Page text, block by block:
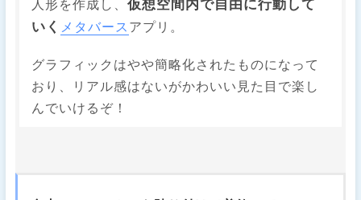
人形を作成し、仮想空間内で自由に行動して
いく メタバース アプリ。
グラフィックはやや簡略化されたものになって
おり、リアル感はないがかわいい見た目で楽し
んでいけるぞ！